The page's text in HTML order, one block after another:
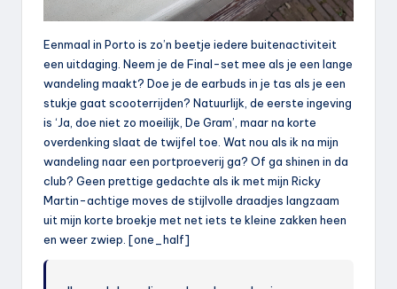
Eenmaal in Porto is zo’n beetje iedere buitenactiviteit
een uitdaging. Neem je de Final-set mee als je een lange
wandeling maakt? Doe je de earbuds in je tas als je een
stukje gaat scooterrijden? Natuurlijk, de eerste ingeving
is ‘Ja, doe niet zo moeilijk, De Gram’, maar na korte
overdenking slaat de twijfel toe. Wat nou als ik na mijn
wandeling naar een portproeverij ga? Of ga shinen in da
club? Geen prettige gedachte als ik met mijn Ricky
Martin-achtige moves de stijlvolle draadjes langzaam
uit mijn korte broekje met net iets te kleine zakken heen
en weer zwiep. [one_half]